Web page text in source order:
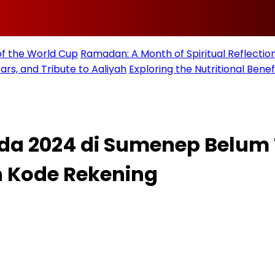
the World Cup Ramadan: A Month of Spiritual
and Tribute to Aaliyah Exploring the Nutritional
2024 di Sumenep
Rekening